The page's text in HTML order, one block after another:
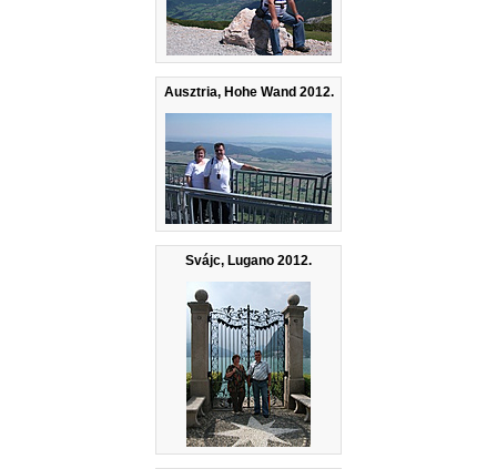
Ausztria, Hohe Wand 2012.
Svájc, Lugano 2012.